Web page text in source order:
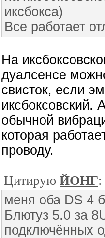
иксбокса)
Все работает
На
дуалсенсе
свисток, если
иксбоксовский.
обычной
которая
проводу.
Цитирую ЙОНГ:
меня оба DS 4
Блютуз 5.0 за
подключённых